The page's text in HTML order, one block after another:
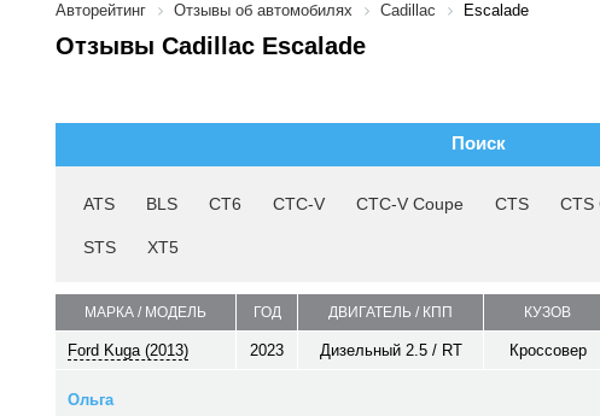
Авторейтинг Отзывы об автомобилях Cadillac Escalade
Отзывы Cadillac Escalade
Поиск
ATS BLS CT6 CTC-V CTC-V Coupe CTS CTS
STS XT5
МАРКА / МОДЕЛЬ ГОД ДВИГАТЕЛЬ / КПП КУЗОВ
Ford Kuga (2013) 2023 Дизельный 2.5 / RT Кроссовер
Ольга